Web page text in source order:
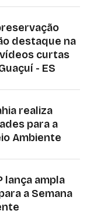
destaque na
curtas
- ES
realiza
para a
Ambiente
lança ampla
a Semana